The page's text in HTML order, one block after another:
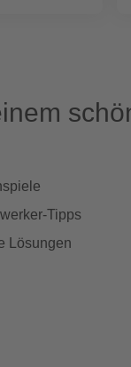
Tipps
Lösungen